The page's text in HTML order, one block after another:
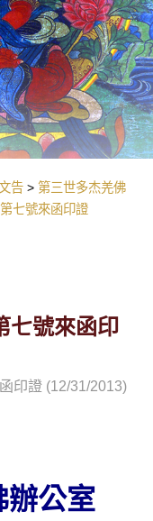
告
第三世多杰羌佛
七號來函印證
七號來函印
印證 (12/31/2013)
辦公室